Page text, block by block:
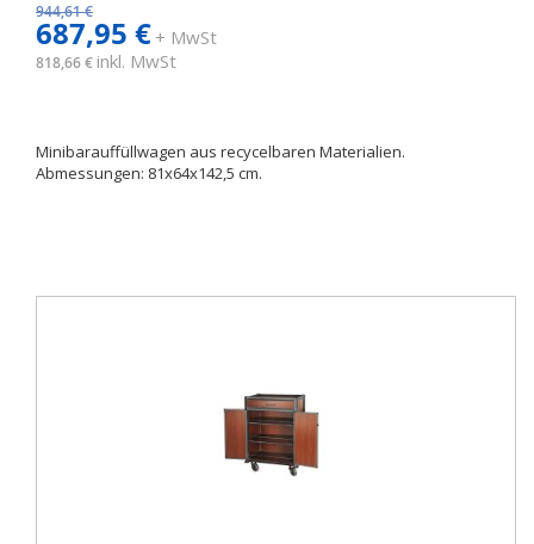
944,61 €
687,95 €+ MwSt
818,66 € inkl. MwSt
Minibarauffüllwagen aus recycelbaren Materialien.
Abmessungen: 81x64x142,5 cm.